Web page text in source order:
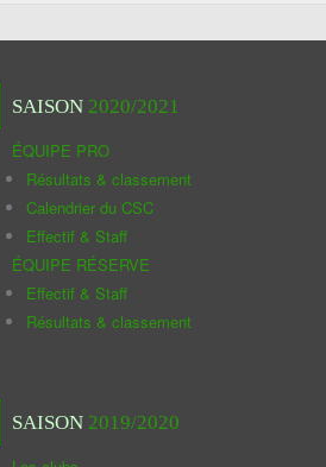
SAISON 2020/2021
ÉQUIPE PRO
Résultats & classement
Calendrier du CSC
Effectif & Staff
ÉQUIPE RÉSERVE
Effectif & Staff
Résultats & classement
SAISON 2019/2020